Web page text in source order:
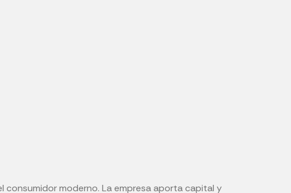
consumidor moderno. La empresa aporta capital y